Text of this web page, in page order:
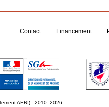
Contact Financement
AERI) - 2010- 2026